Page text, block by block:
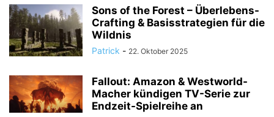
Sons of the Forest – Überlebens-
Crafting & Basisstrategien für die
Wildnis
Patrick - 22. Oktober 2025
Fallout: Amazon & Westworld-
Macher kündigen TV-Serie zur
Endzeit-Spielreihe an